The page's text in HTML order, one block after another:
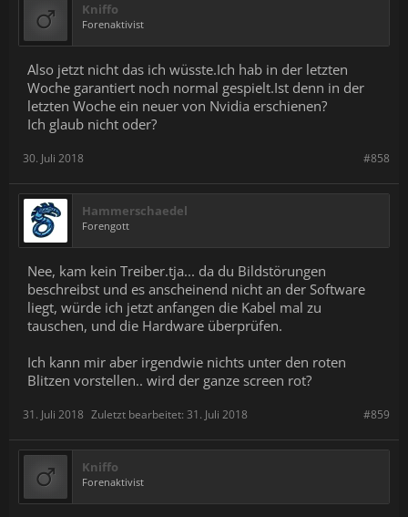
Kniffo
Forenaktivist
Also jetzt nicht das ich wüsste.Ich hab in der letzten
Woche garantiert noch normal gespielt.Ist denn in der
letzten Woche ein neuer von Nvidia erschienen?
Ich glaub nicht oder?
#858
30. Juli 2018
Hammerschaedel
Forengott
Nee, kam kein Treiber.tja... da du Bildstörungen
beschreibst und es anscheinend nicht an der Software
liegt, würde ich jetzt anfangen die Kabel mal zu
tauschen, und die Hardware überprüfen.
Ich kann mir aber irgendwie nichts unter den roten
Blitzen vorstellen.. wird der ganze screen rot?
#859
31. Juli 2018 Zuletzt bearbeitet: 31. Juli 2018
Kniffo
Forenaktivist